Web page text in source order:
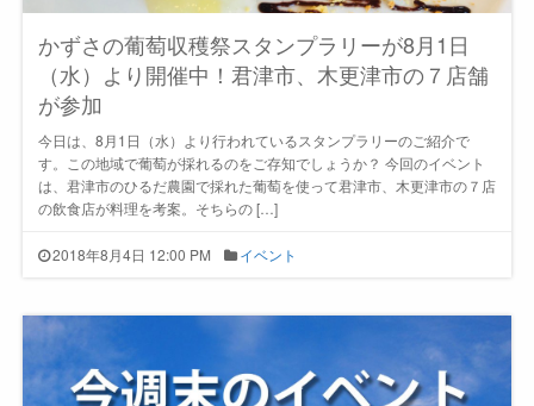
かずさの葡萄収穫祭スタンプラリーが8月1日
（水）より開催中！君津市、木更津市の７店舗
が参加
今日は、8月1日（水）より行われているスタンプラリーのご紹介で
す。この地域で葡萄が採れるのをご存知でしょうか？ 今回のイベント
は、君津市のひるだ農園で採れた葡萄を使って君津市、木更津市の７店
の飲食店が料理を考案。そちらの […]
2018年8月4日 12:00 PM イベント